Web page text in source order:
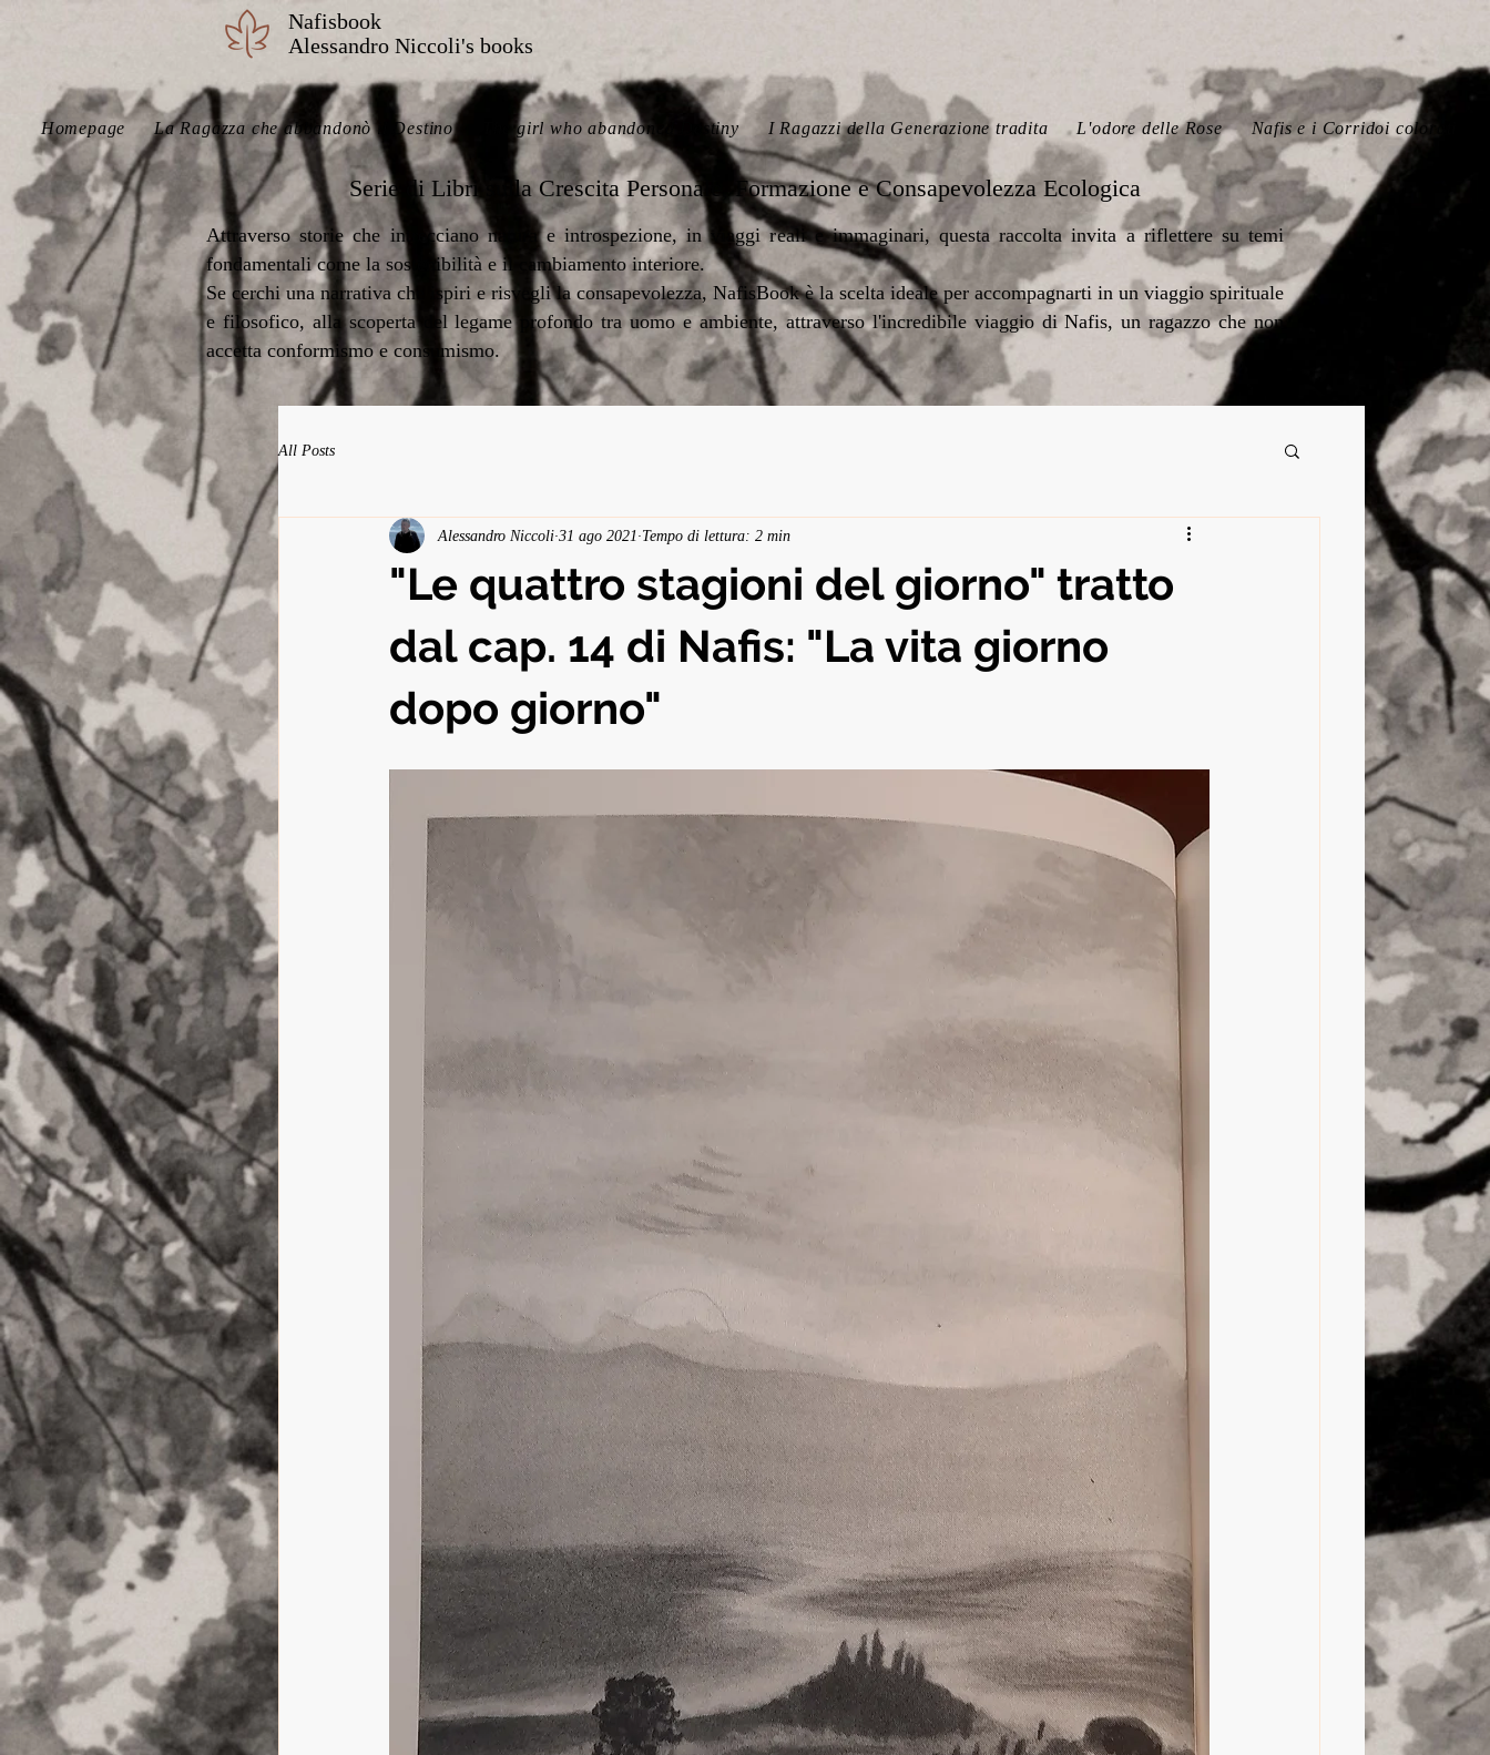
Nafisbook
Alessandro Niccoli's books
Homepage La Ragazza che abbandonò il Destino The girl who abandoned Destiny I Ragazzi della Generazione tradita L'odore delle Rose Nafis e i Corridoi colorati
Serie di Libri sulla Crescita Personale, Formazione e Consapevolezza Ecologica
Attraverso storie che intrecciano natura e introspezione, in viaggi reali e immaginari, questa raccolta invita a riflettere su temi
fondamentali come la sostenibilità e il cambiamento interiore.
Se cerchi una narrativa che ispiri e risvegli la consapevolezza, NafisBook è la scelta ideale per accompagnarti in un viaggio spirituale
e filosofico, alla scoperta del legame profondo tra uomo e ambiente, attraverso l'incredibile viaggio di Nafis, un ragazzo che non
accetta conformismo e consumismo.
All Posts
"Le quattro stagioni del giorno" tratto
dal cap. 14 di Nafis: "La vita giorno
dopo giorno"
Alessandro Niccoli 31 ago 2021 Tempo di lettura: 2 min